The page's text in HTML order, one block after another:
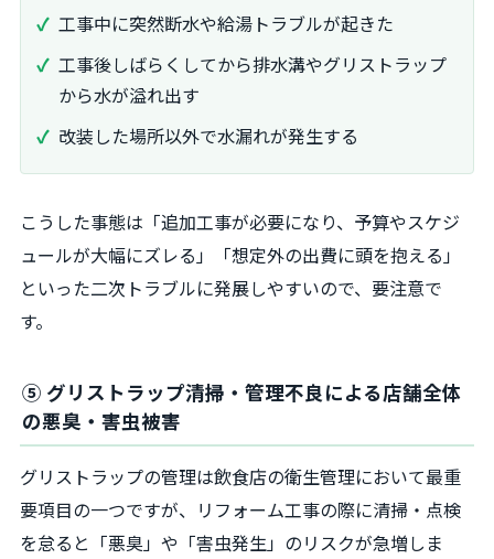
工事中に突然断水や給湯トラブルが起きた
工事後しばらくしてから排水溝やグリストラップ
から水が溢れ出す
改装した場所以外で水漏れが発生する
こうした事態は「追加工事が必要になり、予算やスケジ
ュールが大幅にズレる」「想定外の出費に頭を抱える」
といった二次トラブルに発展しやすいので、要注意で
す。
⑤ グリストラップ清掃・管理不良による店舗全体
の悪臭・害虫被害
グリストラップの管理は飲食店の衛生管理において最重
要項目の一つですが、リフォーム工事の際に清掃・点検
を怠ると「悪臭」や「害虫発生」のリスクが急増しま